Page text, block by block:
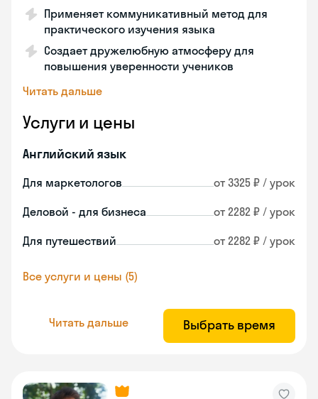
Применяет коммуникативный метод для
практического изучения языка
Создает дружелюбную атмосферу для
повышения уверенности учеников
Читать дальше
Услуги и цены
Английский язык
Для маркетологов от 3325 ₽ / урок
Деловой - для бизнеса от 2282 ₽ / урок
Для путешествий от 2282 ₽ / урок
Все услуги и цены (5)
Читать дальше Выбрать время